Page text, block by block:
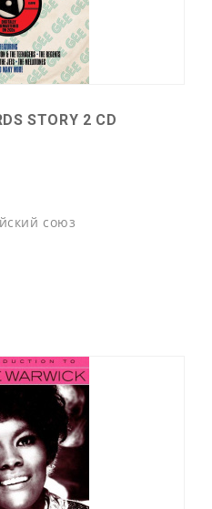
STORY 2 CD
союз